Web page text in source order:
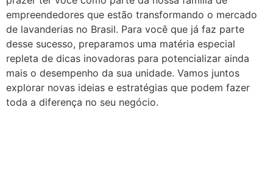
empreendedores que estão transformando o mercado
de lavanderias no Brasil. Para você que já faz parte
desse sucesso, preparamos uma matéria especial
repleta de dicas inovadoras para potencializar ainda
mais o desempenho da sua unidade. Vamos juntos
explorar novas ideias e estratégias que podem fazer
toda a diferença no seu negócio.